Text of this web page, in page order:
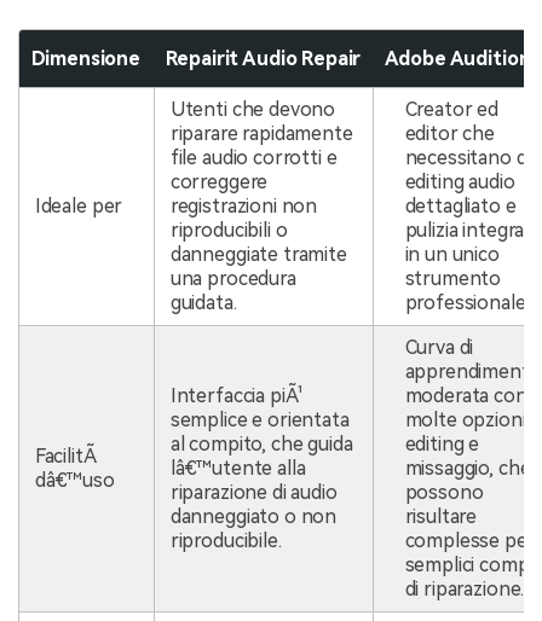
Dimensione Repairit Audio Repair Adobe Audition
Ideale per
Utenti che devono
riparare rapidamente
file audio corrotti e
correggere
registrazioni non
riproducibili o
danneggiate tramite
una procedura
guidata.
Creator ed
editor che
necessitano di
editing audio
dettagliato e
pulizia integrata
in un unico
strumento
professionale.
FacilitÃ
dâ€™uso
Interfaccia piÃ¹
semplice e orientata
al compito, che guida
lâ€™utente alla
riparazione di audio
danneggiato o non
riproducibile.
Curva di
apprendimento
moderata con
molte opzioni
editing e
missaggio, che
possono
risultare
complesse per
semplici
di riparazione.